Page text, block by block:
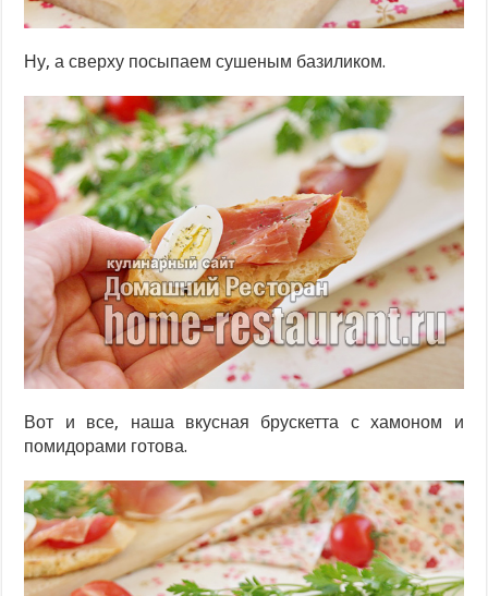
Ну, а сверху посыпаем сушеным базиликом.
Вот и все, наша вкусная брускетта с хамоном и
помидорами готова.